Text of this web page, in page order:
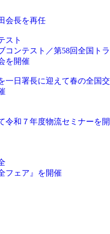
会長を再任
スト
コンテスト／第58回全国トラ
を開催
一日署長に迎えて春の全国交
令和７年度物流セミナーを開
フェア』を開催